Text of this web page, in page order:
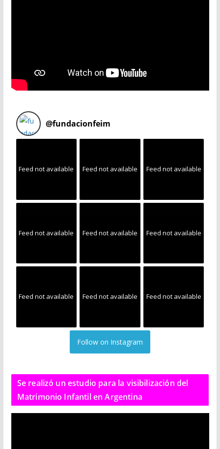
@fundacionfeim
Feed not available Feed not available Feed not available
Feed not available Feed not available Feed not available
Feed not available Feed not available Feed not available
Follow on Instagram
Se realizó un estudio para la visibilización del
Matrimonio Infantil en Argentina